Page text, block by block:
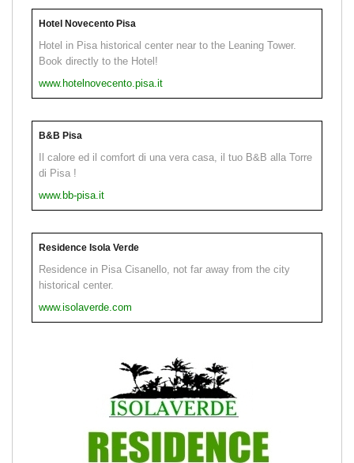
Hotel Novecento Pisa
Hotel in Pisa historical center near to the Leaning Tower.
Book directly to the Hotel!
www.hotelnovecento.pisa.it
B&B Pisa
Il calore ed il comfort di una vera casa, il tuo B&B alla Torre
di Pisa !
www.bb-pisa.it
Residence Isola Verde
Residence in Pisa Cisanello, not far away from the city
historical center.
www.isolaverde.com